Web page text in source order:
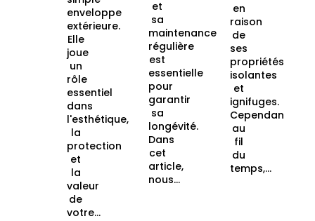
enveloppe
extérieure.
Elle
joue
un
rôle
essentiel
dans
l'esthétique,
la
protection
et
la
valeur
de
votre...
et
sa
maintenance
régulière
est
essentielle
pour
garantir
sa
longévité.
Dans
cet
article,
nous...
en
raison
de
ses
propriétés
isolantes
et
ignifuges.
Cependant,
au
fil
du
temps,...